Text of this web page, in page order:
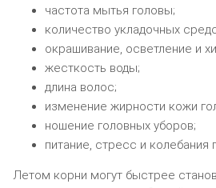
частота мытья головы;
количество укладочных
окрашивание, осветление и
жесткость воды;
длина волос;
изменение жирности кожи
ношение головных уборов;
питание, стресс и колебания
Летом корни могут быстрее